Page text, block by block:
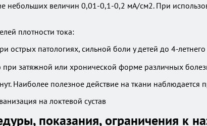
небольших величин 0,01-0,1-0,2 мА/см2. При
плотности тока:
патологиях, сильной боли у детей до 4-летнего
затяжной или хронической форме различных
Наиболее полезное действие на ткани
показания, ограничения к